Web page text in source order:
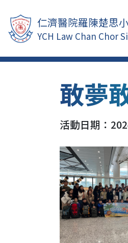
仁濟醫院羅陳楚思
YCH Law Chan Chor
敢夢
活動日期：